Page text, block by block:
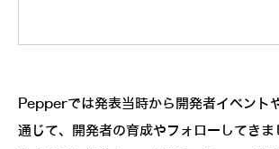
Pepperでは発表当時から開発者イベント
通じて、開発者の育成やフォローしてき